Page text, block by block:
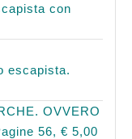
con
escapista.
OVVERO
56, € 5,00